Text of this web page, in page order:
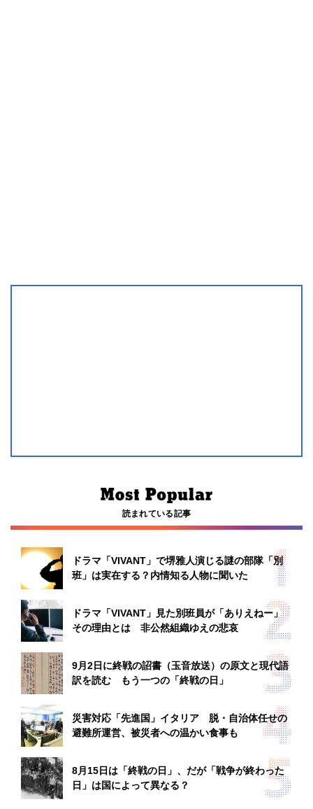
読まれている記事
ドラマ「VIVANT」で堺雅人演じる謎の部隊「別
班」は実在する？内情知る人物に聞いた
ドラマ「VIVANT」見た別班員が「ありえねー」
その理由とは 非公然組織ゆえの悲哀
9月2日に終戦の詔書（玉音放送）の原文と現代語
訳を読む もう一つの「終戦の日」
災害対応「先進国」イタリア 脱・自治体任せの
避難所運営、被災者への温かい食事も
8月15日は「終戦の日」、だが「戦争が終わった
日」は国によって異なる？